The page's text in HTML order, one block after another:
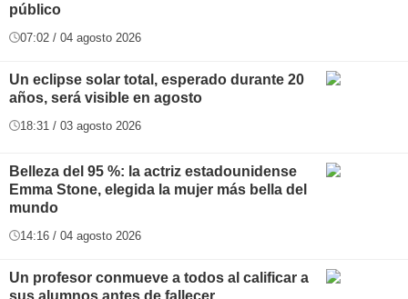
público
07:02 / 04 agosto 2026
Un eclipse solar total, esperado durante 20
años, será visible en agosto
18:31 / 03 agosto 2026
Belleza del 95 %: la actriz estadounidense
Emma Stone, elegida la mujer más bella del
mundo
14:16 / 04 agosto 2026
Un profesor conmueve a todos al calificar a
sus alumnos antes de fallecer